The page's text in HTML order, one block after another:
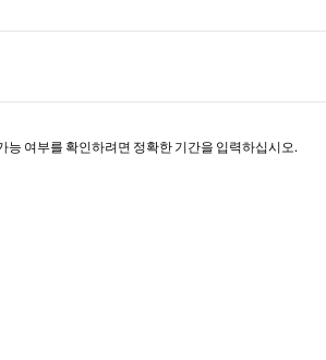
능 여부를 확인하려면 정확한 기간을 입력하십시오.